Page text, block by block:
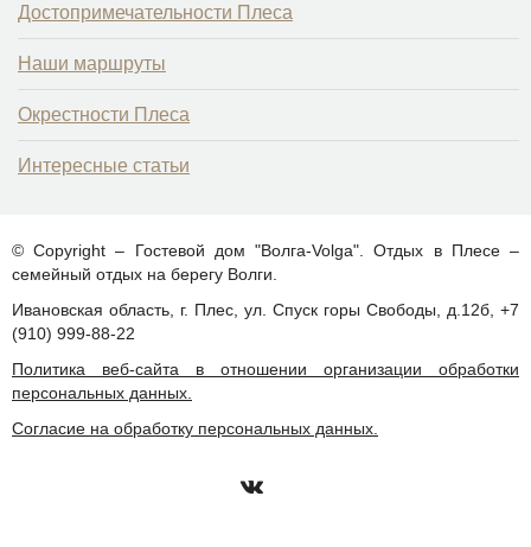
Достопримечательности Плеса
Наши маршруты
Окрестности Плеса
Интересные статьи
© Copyright – Гостевой дом "Волга-Volga". Отдых в Плесе –
семейный отдых на берегу Волги.
Ивановская область, г. Плес, ул. Спуск горы Свободы, д.12б, +7
(910) 999-88-22
Политика веб-сайта в отношении организации обработки
персональных данных.
Согласие на обработку персональных данных.